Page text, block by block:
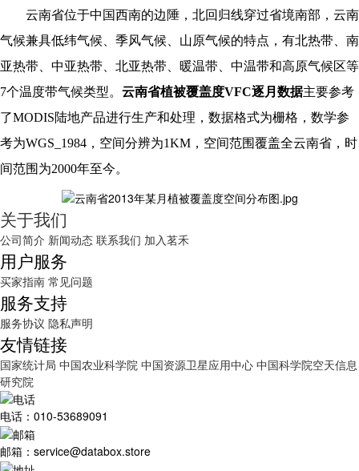
云南省位于中国西南的边陲，北回归线穿过省境南部，云南
气候兼具低纬气候、季风气候、山原气候的特点，有北热带、南
亚热带、中亚热带、北亚热带、暖温带、中温带和高原气候区等
7个温度带气候类型。 云南省植被覆盖度VFC逐月数据主要参考
了MODIS陆地产品进行生产和处理，数据格式为栅格，数学参
考为WGS_1984，空间分辨为1KM，空间范围覆盖全云南省，时
间范围为2000年至今。
关于我们
公司简介 新闻动态 联系我们 加入茗禾
用户服务
买家指南 常见问题
服务支持
服务协议 隐私声明
友情链接
国家统计局 中国农业科学院 中国资源卫星应用中心 中国科学院空天信息
研究院
电话：010-53689091
邮箱：service@databox.store